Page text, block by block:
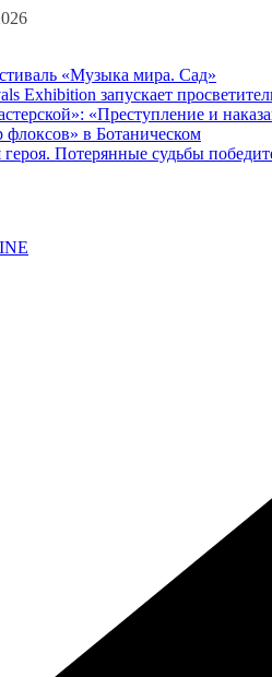
«Музыка мира. Сад»
Exhibition запускает
«Преступление и
в Ботаническом
Потерянные судьбы